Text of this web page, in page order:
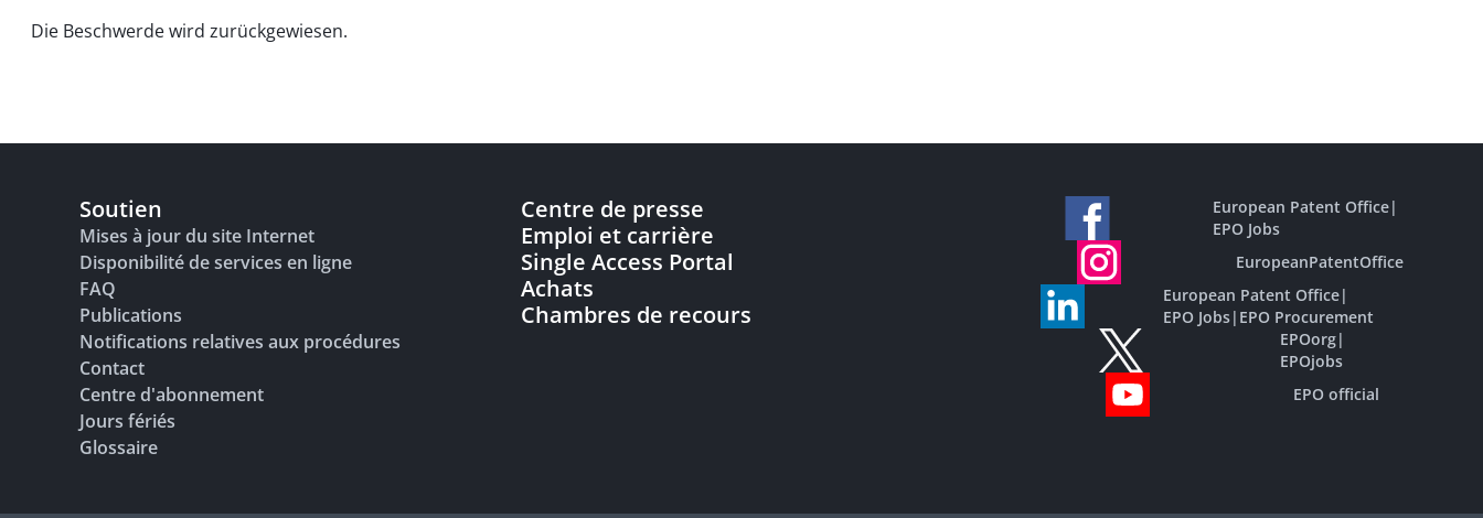
Die Beschwerde wird zurückgewiesen.
Soutien
Mises à jour du site Internet
Disponibilité de services en ligne
FAQ
Publications
Notifications relatives aux procédures
Contact
Centre d'abonnement
Jours fériés
Glossaire
Centre de presse
Emploi et carrière
Single Access Portal
Achats
Chambres de recours
European Patent Office|
EPO Jobs
EuropeanPatentOffice
European Patent Office|
EPO Jobs| EPO Procurement
EPOorg|
EPOjobs
EPO official